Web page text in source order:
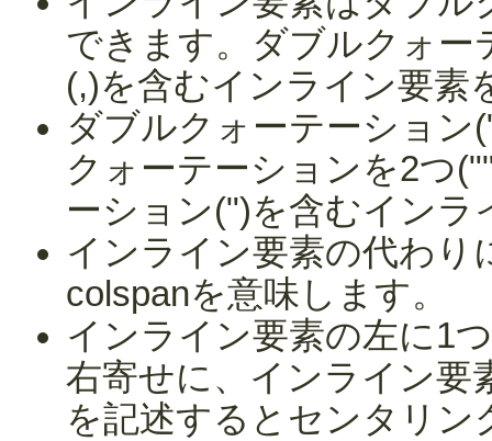
できます。ダブルクォ
(,)を含むインライン要素
ダブルクォーテーショ
クォーテーションを2つ
ーション(")を含むイン
インライン要素の代わり
colspanを意味します。
インライン要素の左に1
右寄せに、インライン要
を記述するとセンタリン